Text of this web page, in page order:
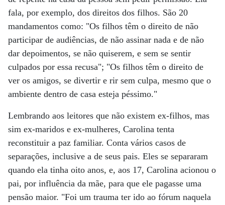
fala, por exemplo, dos direitos dos filhos. São 20
mandamentos como: "Os filhos têm o direito de não
participar de audiências, de não assinar nada e de não
dar depoimentos, se não quiserem, e sem se sentir
culpados por essa recusa"; "Os filhos têm o direito de
ver os amigos, se divertir e rir sem culpa, mesmo que o
ambiente dentro de casa esteja péssimo."
Lembrando aos leitores que não existem ex-filhos, mas
sim ex-maridos e ex-mulheres, Carolina tenta
reconstituir a paz familiar. Conta vários casos de
separações, inclusive a de seus pais. Eles se separaram
quando ela tinha oito anos, e, aos 17, Carolina acionou o
pai, por influência da mãe, para que ele pagasse uma
pensão maior. "Foi um trauma ter ido ao fórum naquela